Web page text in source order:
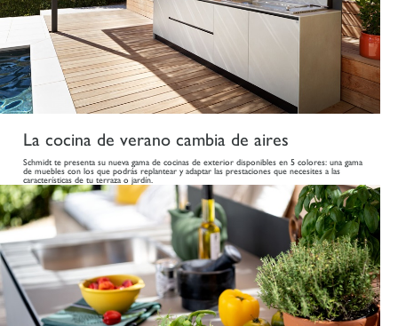
La cocina de verano cambia de aires
Schmidt te presenta su nueva gama de cocinas de exterior disponibles en 5 colores: una gama
de muebles con los que podrás replantear y adaptar las prestaciones que necesites a las
características de tu terraza o jardín.